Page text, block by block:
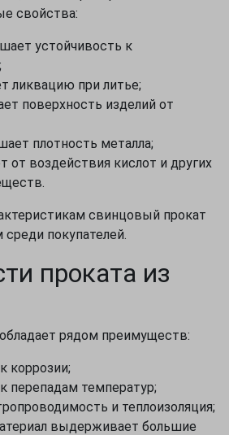
свойства:
устойчивость к
ликвацию при литье;
поверхность изделий от
плотность металла;
от воздействия кислот и других
свинцовый прокат
покупателей.
проката из
рядом преимуществ:
коррозии;
перепадам температур;
и теплоизоляция;
выдерживает большие